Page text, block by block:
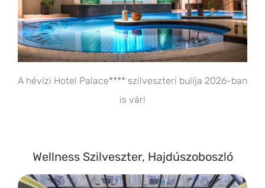
A hévízi Hotel Palace**** szilveszteri bulija 2026-ban
is vár!
Wellness Szilveszter, Hajdúszoboszló